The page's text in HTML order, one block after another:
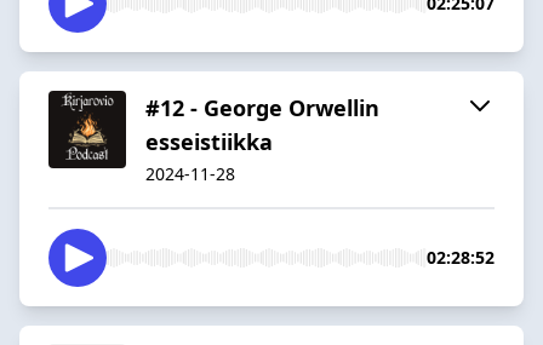
#12 - George Orwellin
esseistiikka
2024-11-28
02:28:52